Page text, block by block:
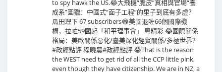
to spy hawk the US.😂大飛機“脆皮”真相與官場“養
成系”圍獵：中國式“面子工程”的里子到底有多虛？
瓜田理下 67 subscribers😂美國退咗66個國際機
構，拉咗59國起「和平理事會」 粵精彩 😂國際關係
格局：美歐關係惡化/臺美深化經貿關係/多極世界？
#政經點評 程曉農#政經點評 😂That is the reason
the WEST need to get rid of all the CCP little pink,
even though they have citizenship. We are in NZ, a